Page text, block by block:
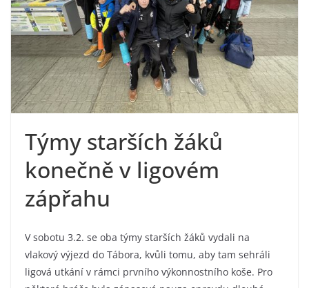
Týmy starších žáků
konečně v ligovém
zápřahu
V sobotu 3.2. se oba týmy starších žáků vydali na
vlakový výjezd do Tábora, kvůli tomu, aby tam sehráli
ligová utkání v rámci prvního výkonnostního koše. Pro